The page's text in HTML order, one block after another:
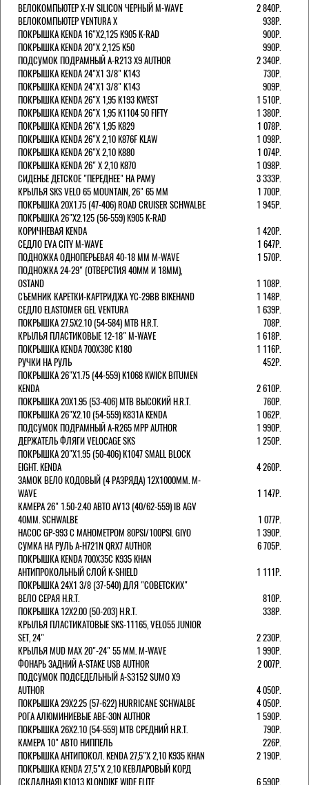
ВЕЛОКОМПЬЮТЕР X-IV SILICON ЧЕРНЫЙ M-WAVE
2 840Р.
ВЕЛОКОМПЬЮТЕР VENTURA Х
938Р.
ПОКРЫШКА KENDA 16"Х2,125 K905 K-RAD
900Р.
ПОКРЫШКА KENDA 20"Х 2,125 K50
990Р.
ПОДСУМОК ПОДРАМНЫЙ A-R213 X9 AUTHOR
2 340Р.
ПОКРЫШКА KENDA 24"Х1 3/8" K143
730Р.
ПОКРЫШКА KENDA 24"Х1 3/8" K143
909Р.
ПОКРЫШКА KENDA 26"Х 1,95 K193 KWEST
1 510Р.
ПОКРЫШКА KENDA 26"Х 1,95 K1104 50 FIFTY
1 380Р.
ПОКРЫШКА KENDA 26"Х 1,95 K829
1 078Р.
ПОКРЫШКА KENDA 26"Х 2,10 K876F KLAW
1 098Р.
ПОКРЫШКА KENDA 26"Х 2,10 K880
1 074Р.
ПОКРЫШКА KENDA 26" Х 2,10 K870
1 098Р.
СИДЕНЬЕ ДЕТСКОЕ "ПЕРЕДНЕЕ" НА РАМУ
3 333Р.
КРЫЛЬЯ SKS VELO 65 MOUNTAIN, 26" 65 ММ
1 700Р.
ПОКРЫШКА 20X1.75 (47-406) ROAD CRUISER SCHWALBE
1 945Р.
ПОКРЫШКА 26"Х2.125 (56-559) K905 K-RAD
КОРИЧНЕВАЯ KENDA
1 420Р.
СЕДЛО EVA CITY M-WAVE
1 647Р.
ПОДНОЖКА ОДНОПЕРЬЕВАЯ 40-18 ММ M-WAVE
1 570Р.
ПОДНОЖКА 24-29" (ОТВЕРСТИЯ 40ММ И 18ММ),
OSTAND
1 108Р.
СЪЕМНИК КАРЕТКИ-КАРТРИДЖА YC-29BB BIKEHAND
1 148Р.
СЕДЛО ELASTOMER GEL VENTURA
1 639Р.
ПОКРЫШКА 27.5X2.10 (54-584) MTB H.R.T.
708Р.
КРЫЛЬЯ ПЛАСТИКОВЫЕ 12-18" M-WAVE
1 618Р.
ПОКРЫШКА KENDA 700Х38С K180
1 116Р.
РУЧКИ НА РУЛЬ
452Р.
ПОКРЫШКА 26"Х1.75 (44-559) K1068 KWICK BITUMEN
KENDA
2 610Р.
ПОКРЫШКА 20X1.95 (53-406) MTB ВЫСОКИЙ H.R.T.
760Р.
ПОКРЫШКА 26"Х2.10 (54-559) K831A KENDA
1 062Р.
ПОДСУМОК ПОДРАМНЫЙ A-R265 MPP AUTHOR
1 990Р.
ДЕРЖАТЕЛЬ ФЛЯГИ VELOCAGE SKS
1 250Р.
ПОКРЫШКА 20"Х1.95 (50-406) K1047 SMALL BLOCK
EIGHT. KENDA
4 260Р.
ЗАМОК ВЕЛО КОДОВЫЙ (4 РАЗРЯДА) 12Х1000ММ. M-
WAVE
1 147Р.
КАМЕРА 26" 1.50-2.40 АВТО AV13 (40/62-559) IB AGV
40MM. SCHWALBE
1 077Р.
НАСОС GP-993 С МАНОМЕТРОМ 80PSI/100PSI. GIYO
1 390Р.
СУМКА НА РУЛЬ A-H721N QRX7 AUTHOR
6 705Р.
ПОКРЫШКА KENDA 700Х35С K935 KHAN
АНТИПРОКОЛЬНЫЙ СЛОЙ K-SHIELD
1 111Р.
ПОКРЫШКА 24X1 3/8 (37-540) ДЛЯ "СОВЕТСКИХ"
ВЕЛО СЕРАЯ H.R.T.
810Р.
ПОКРЫШКА 12X2.00 (50-203) H.R.T.
338Р.
КРЫЛЬЯ ПЛАСТИКАТОВЫЕ SKS-11165, VELO55 JUNIOR
SET, 24"
2 230Р.
КРЫЛЬЯ MUD MAX 20"-24" 55 ММ. M-WAVE
1 990Р.
ФОНАРЬ ЗАДНИЙ A-STAKE USB AUTHOR
2 007Р.
ПОДСУМОК ПОДСЕДЕЛЬНЫЙ A-S3152 SUMO X9
AUTHOR
4 050Р.
ПОКРЫШКА 29X2.25 (57-622) HURRICANE SCHWALBE
4 050Р.
РОГА АЛЮМИНИЕВЫЕ ABE-30N AUTHOR
1 590Р.
ПОКРЫШКА 26X2.10 (54-559) MTB СРЕДНИЙ H.R.T.
790Р.
КАМЕРА 10" АВТО НИППЕЛЬ
226Р.
ПОКРЫШКА АНТИПОКОЛ. KENDA 27,5"Х 2,10 K935 KHAN
2 190Р.
ПОКРЫШКА KENDA 27,5"Х 2,10 КЕВЛАРОВЫЙ КОРД
(СКЛАДНАЯ) K1013 KLONDIKE WIDE ELITE
6 590Р.